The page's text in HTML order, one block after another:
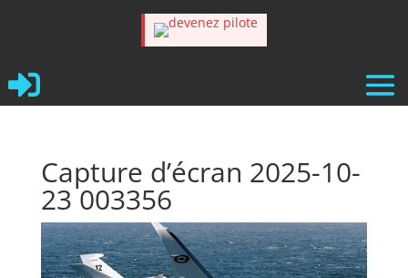

Capture d’écran 2025-10-
23 003356